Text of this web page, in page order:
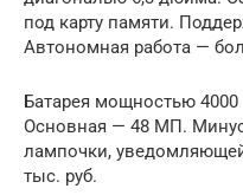
под карту памяти.
Автономная работа —
Батарея мощностью
Основная — 48 МП.
лампочки,
тыс. руб.